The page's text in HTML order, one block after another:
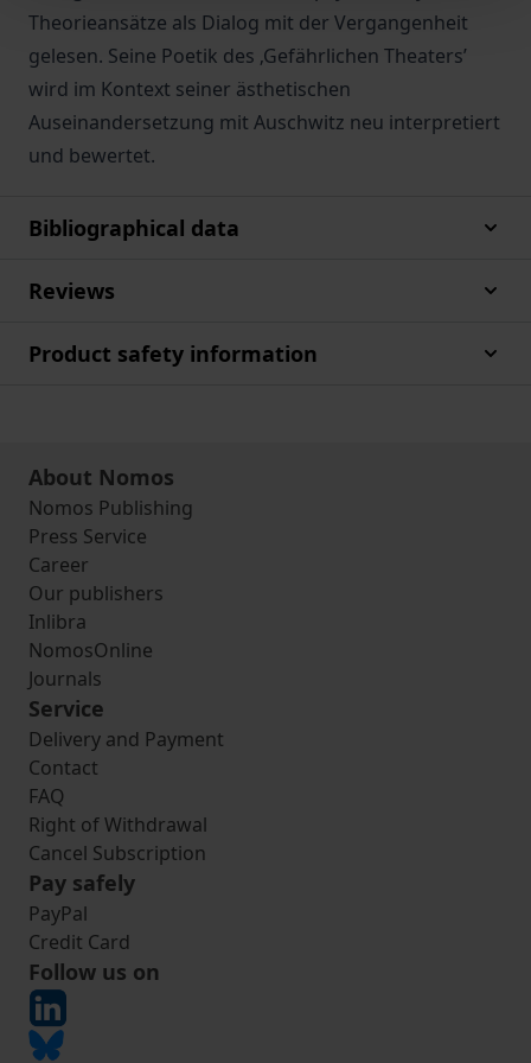
Theorieansätze als Dialog mit der Vergangenheit
gelesen. Seine Poetik des ‚Gefährlichen Theaters’
wird im Kontext seiner ästhetischen
Auseinandersetzung mit Auschwitz neu interpretiert
und bewertet.
Bibliographical data
Reviews
Product safety information
About Nomos
Nomos Publishing
Press Service
Career
Our publishers
Inlibra
NomosOnline
Journals
Service
Delivery and Payment
Contact
FAQ
Right of Withdrawal
Cancel Subscription
Pay safely
PayPal
Credit Card
Follow us on